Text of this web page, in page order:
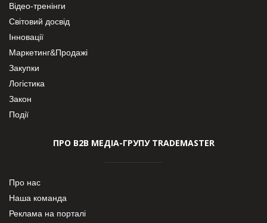
Відео-тренінги
Світовий досвід
Інновації
Маркетинг&Продажі
Закупки
Логістика
Закон
Події
ПРО В2В МЕДІА-ГРУПУ TRADEMASTER
Про нас
Наша команда
Реклама на порталі